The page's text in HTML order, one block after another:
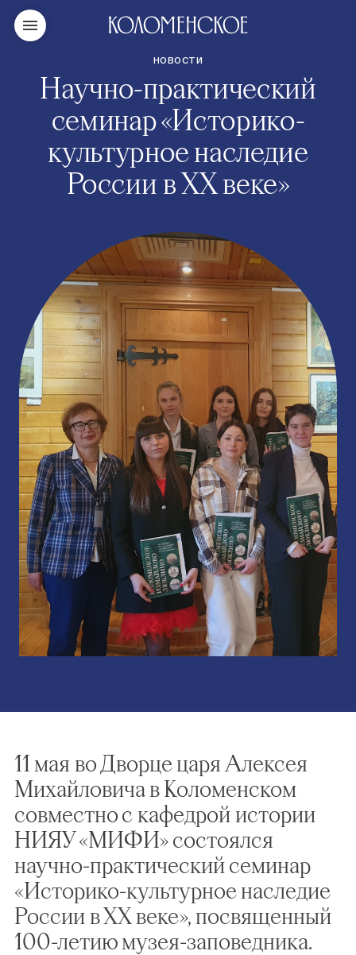
НОВОСТИ
Научно-практический
семинар «Историко-
культурное наследие
России в XX веке»
11 мая во Дворце царя Алексея
Михайловича в Коломенском
совместно с кафедрой истории
НИЯУ «МИФИ» состоялся
научно-практический семинар
«Историко-культурное наследие
России в ХХ веке», посвященный
100-летию музея-заповедника.